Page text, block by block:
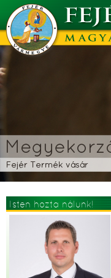
Isten hozta nálunk!